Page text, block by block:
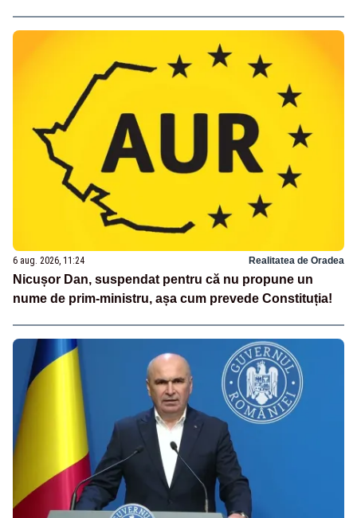
6 aug. 2026, 11:24 Realitatea de Oradea
Nicușor Dan, suspendat pentru că nu propune un
nume de prim-ministru, așa cum prevede Constituția!